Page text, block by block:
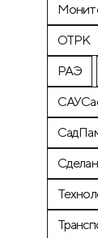
ОТРК
РАЭ